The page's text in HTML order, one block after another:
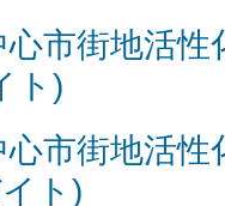
市街地活性
ト)
市街地活性
ト)